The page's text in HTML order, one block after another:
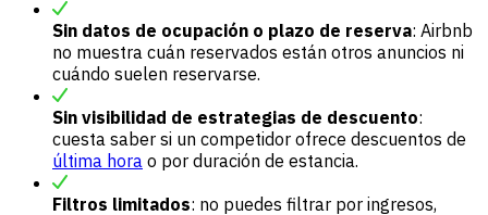
Sin datos de ocupación o plazo de reserva: Airbnb
no muestra cuán reservados están otros anuncios ni
cuándo suelen reservarse.
Sin visibilidad de estrategias de descuento:
cuesta saber si un competidor ofrece descuentos de
última hora o por duración de estancia.
Filtros limitados: no puedes filtrar por ingresos,